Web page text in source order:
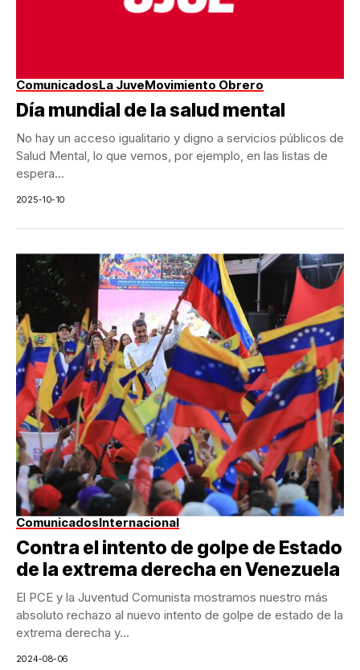
ComunicadosLa JuveMovimiento Obrero
Día mundial de la salud mental
No hay un acceso igualitario y digno a servicios públicos de
Salud Mental, lo que vemos, por ejemplo, en las listas de
espera...
2025-10-10
ComunicadosInternacional
Contra el intento de golpe de Estado
de la extrema derecha en Venezuela
El PCE y la Juventud Comunista mostramos nuestro más
absoluto rechazo al nuevo intento de golpe de estado de la
extrema derecha y...
2024-08-06